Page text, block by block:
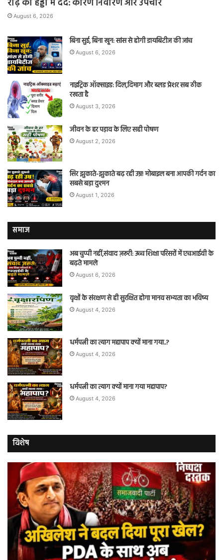
रीढ़ की हड्डी में दर्द: कारण निवारण और उपचार
August 6, 2026
बिना सुई, बिना खून: सांस से होगी डायबिटीज की जांच
August 6, 2026
नाइट्रिक ऑक्साइड: दिल,दिमाग और ब्लड प्रेशर सब ठीक
रखता है
August 3, 2026
जीवन के हर पड़ाव के लिए सही पोषण
August 2, 2026
सिर झुकाते-झुकाते बढ़ रही उम्र! मोबाइल बना आपकी गर्दन का
सबसे बड़ा दुश्मन
August 1, 2026
समाज
अब चुप्पी नहीं,संवाद ज़रूरी: उच्च शिक्षा परिसरों में एचआईवी के
बढ़ते मामले
August 6, 2026
वृक्षों के संरक्षण से ही सुरक्षित होगा मानव सभ्यता का भविष्य
August 4, 2026
धर्मपत्नी का त्याग महापाप क्यों माना गया..?
August 4, 2026
धर्मपत्नी का त्याग क्यों माना गया महापाप?
August 4, 2026
विशेष